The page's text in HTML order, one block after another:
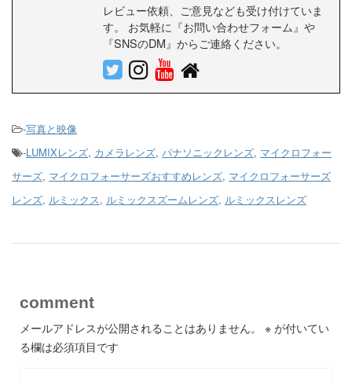
レビュー依頼、ご意見なども受け付けていま
す。 お気軽に『お問い合わせフォーム』や
『SNSのDM』からご連絡ください。
-写真と映像
-LUMIXレンズ, カメラレンズ, パナソニックレンズ, マイクロフォー
サーズ, マイクロフォーサーズおすすめレンズ, マイクロフォーサーズ
レンズ, ルミックス, ルミックスズームレンズ, ルミックスレンズ
comment
メールアドレスが公開されることはありません。 ※ が付いてい
る欄は必須項目です